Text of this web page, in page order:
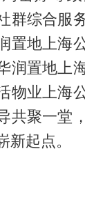
群综合服
置地上海
润置地上
物业上海
共聚一堂
新起点。